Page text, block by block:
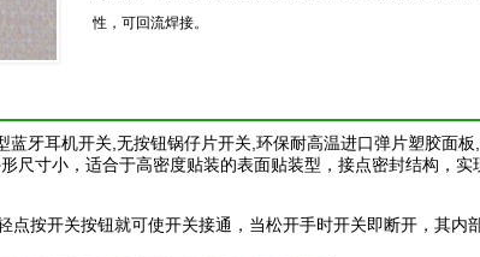
性，可回流焊接。
牙耳机开关,无按钮锅仔片开关,环保耐高温进口弹片塑胶面板
尺寸小，适合于高密度贴装的表面贴装型，接点密封结构，实
点按开关按钮就可使开关接通，当松开手时开关即断开，其内